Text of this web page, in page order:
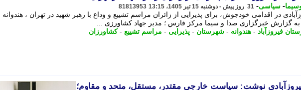
- سیاسی- 31 روز پیش - دوشنبه 15 تیر 1405، 13:15 81813953
در اقدامی خودجوش، برای پذیرایی از زائران مراسم تشییع و وداع با رهبر شهید در تهران ، هندوانه
به گزارش خبرگزاری صدا و سیما مرکز فارس ؛ مدیر جهاد کشاورزی ...
فیروزآباد - هندوانه - شهرستان - پذیرایی - مراسم تشییع -کشاورزان
نوشت: سیاست خارجی مقتدر، مستقل، متحد و مقاوم؛